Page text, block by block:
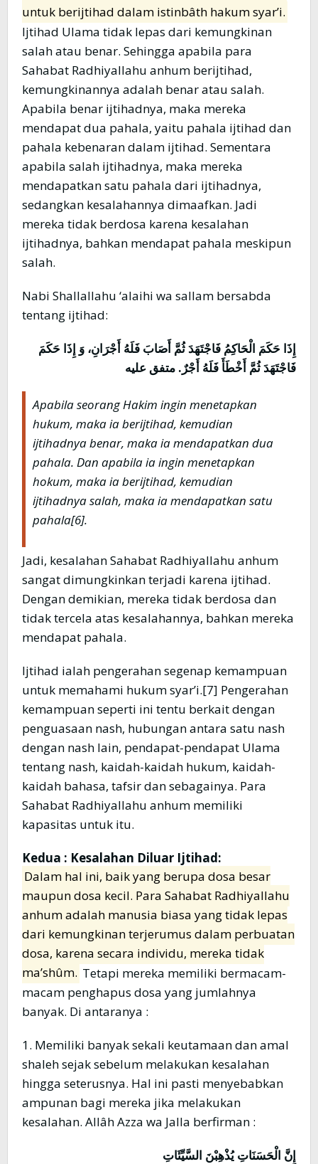
untuk berijtihad dalam istinbâth hakum syar’i.
Ijtihad Ulama tidak lepas dari kemungkinan
salah atau benar. Sehingga apabila para
Sahabat Radhiyallahu anhum berijtihad,
kemungkinannya adalah benar atau salah.
Apabila benar ijtihadnya, maka mereka
mendapat dua pahala, yaitu pahala ijtihad dan
pahala kebenaran dalam ijtihad. Sementara
apabila salah ijtihadnya, maka mereka
mendapatkan satu pahala dari ijtihadnya,
sedangkan kesalahannya dimaafkan. Jadi
mereka tidak berdosa karena kesalahan
ijtihadnya, bahkan mendapat pahala meskipun
salah.
Nabi Shallallahu ‘alaihi wa sallam bersabda
tentang ijtihad:
إِذَا حَكَمَ الْحَاكِمُ فَاجْتَهَدَ ثُمَّ أَصَابَ فَلَهُ أَجْرَانِ، وَ إِذَا حَكَمَ
فَاجْتَهَدَ ثُمَّ أَخْطَأَ فَلَهُ أَجْرٌ. متفق عليه
Apabila seorang Hakim ingin menetapkan
hukum, maka ia berijtihad, kemudian
ijtihadnya benar, maka ia mendapatkan dua
pahala. Dan apabila ia ingin menetapkan
hokum, maka ia berijtihad, kemudian
ijtihadnya salah, maka ia mendapatkan satu
pahala[6].
Jadi, kesalahan Sahabat Radhiyallahu anhum
sangat dimungkinkan terjadi karena ijtihad.
Dengan demikian, mereka tidak berdosa dan
tidak tercela atas kesalahannya, bahkan mereka
mendapat pahala.
Ijtihad ialah pengerahan segenap kemampuan
untuk memahami hukum syar’i.[7] Pengerahan
kemampuan seperti ini tentu berkait dengan
penguasaan nash, hubungan antara satu nash
dengan nash lain, pendapat-pendapat Ulama
tentang nash, kaidah-kaidah hukum, kaidah-
kaidah bahasa, tafsir dan sebagainya. Para
Sahabat Radhiyallahu anhum memiliki
kapasitas untuk itu.
Kedua : Kesalahan Diluar Ijtihad:
Dalam hal ini, baik yang berupa dosa besar
maupun dosa kecil. Para Sahabat Radhiyallahu
anhum adalah manusia biasa yang tidak lepas
dari kemungkinan terjerumus dalam perbuatan
dosa, karena secara individu, mereka tidak
ma’shûm. Tetapi mereka memiliki bermacam-
macam penghapus dosa yang jumlahnya
banyak. Di antaranya :
1. Memiliki banyak sekali keutamaan dan amal
shaleh sejak sebelum melakukan kesalahan
hingga seterusnya. Hal ini pasti menyebabkan
ampunan bagi mereka jika melakukan
kesalahan. Allâh Azza wa Jalla berfirman :
إِنَّ الْحَسَنَاتِ يُذْهِبْنَ السَّيِّئَاتِ